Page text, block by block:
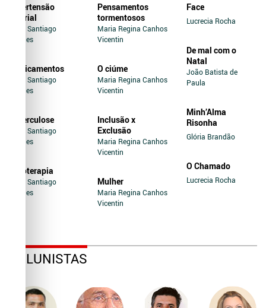
Hipertensão
Arterial
Jairo Santiago
Novaes
Medicamentos
Jairo Santiago
Novaes
Tuberculose
Jairo Santiago
Novaes
Soroterapia
Jairo Santiago
Novaes
Pensamentos
tormentosos
Maria Regina Canhos
Vicentin
O ciúme
Maria Regina Canhos
Vicentin
Inclusão x
Exclusão
Maria Regina Canhos
Vicentin
Mulher
Maria Regina Canhos
Vicentin
Face
Lucrecia Rocha
De mal com o
Natal
João Batista de
Paula
Minh’Alma
Risonha
Glória Brandão
O Chamado
Lucrecia Rocha
COLUNISTAS